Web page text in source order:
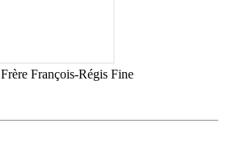
Frère François-Régis Fine